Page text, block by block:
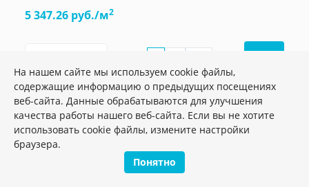
5 347.26 руб./м2
Акция
На нашем сайте мы используем cookie файлы,
содержащие информацию о предыдущих посещениях
веб-сайта. Данные обрабатываются для улучшения
качества работы нашего веб-сайта. Если вы не хотите
использовать cookie файлы, измените настройки
браузера.
Понятно